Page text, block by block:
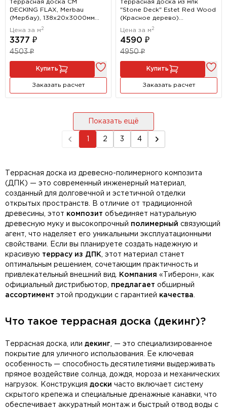
Террасная доска CM
DECKING FLAX, Merbau
(Мербау), 138x20x3000мм
38x20x3000мм
Цена за м 2
3377 ₽
4503 ₽
Купить
Заказать расчет
Террасная доска из мпк
"Stone Deck" Estet Red Wood
(Красное дерево)
146х24x3000мм
Цена за м 2
4590 ₽
4950 ₽
Купить
Заказать расчет
Показать ещё
2 3 4
Террасная доска из древесно-полимерного композита
(ДПК) — это современный инженерный материал,
созданный для долговечной и эстетичной отделки
открытых пространств. В отличие от традиционной
древесины, этот композит объединяет натуральную
древесную муку и высокопрочный полимерный связующий
агент, что наделяет его уникальными эксплуатационными
свойствами. Если вы планируете создать надежную и
красивую террасу из ДПК , этот материал станет
оптимальным решением, сочетающим практичность и
привлекательный внешний вид.
Компания «Тиберон», как
официальный дистрибьютор, предлагает обширный
ассортимент этой продукции с гарантией качества
Что такое террасная доска (декинг)?
Террасная доска, или декинг , — это специализированное
покрытие для уличного использования. Ее ключевая
особенность — способность десятилетиями выдерживать
прямое воздействие солнца, дождя, мороза и механических
нагрузок. Конструкция доски часто включает систему
скрытого крепежа и специальные дренажные канавки, что
обеспечивает аккуратный монтаж и быстрый отвод воды с